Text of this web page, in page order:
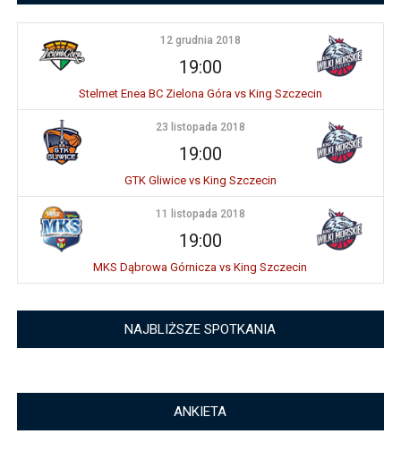
12 grudnia 2018
19:00
Stelmet Enea BC Zielona Góra vs King Szczecin
23 listopada 2018
19:00
GTK Gliwice vs King Szczecin
11 listopada 2018
19:00
MKS Dąbrowa Górnicza vs King Szczecin
NAJBLIŻSZE SPOTKANIA
ANKIETA